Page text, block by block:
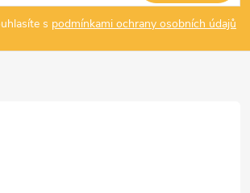
s podmínkami ochrany osobních údajů